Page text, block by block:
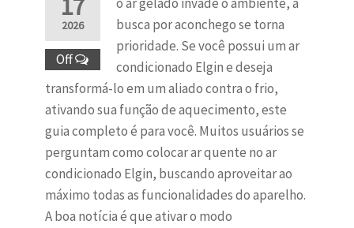
17
2026
Off
busca por aconchego se torna
prioridade. Se você possui um ar
condicionado Elgin e deseja
transformá-lo em um aliado contra o frio,
ativando sua função de aquecimento, este
guia completo é para você. Muitos usuários se
perguntam como colocar ar quente no ar
condicionado Elgin, buscando aproveitar ao
máximo todas as funcionalidades do aparelho.
A boa notícia é que ativar o modo